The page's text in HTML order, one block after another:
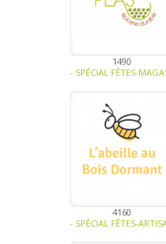
1490
- SPÉCIAL FÊTES-
4160
- SPÉCIAL FÊTES-